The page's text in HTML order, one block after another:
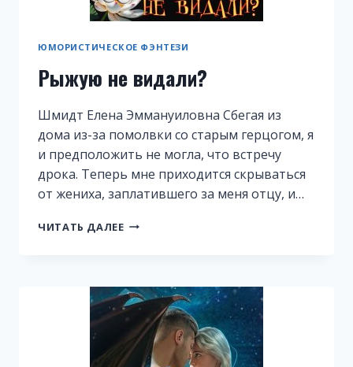
ЮМОРИСТИЧЕСКОЕ ФЭНТЕЗИ
Рыжую не видали?
Шмидт Елена Эммануиловна Сбегая из
дома из-за помолвки со старым герцогом, я
и предположить не могла, что встречу
дрока. Теперь мне приходится скрываться
от жениха, заплатившего за меня отцу, и…
ЧИТАТЬ ДАЛЕЕ РЫЖУЮ